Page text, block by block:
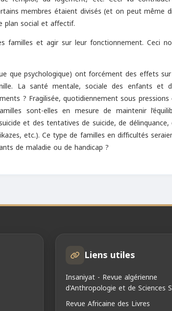
membres étaient divisés (et on peut même
plan social et affectif.
familles et agir sur leur fonctionnement. Ceci
que psychologique) ont forcément des effets
La santé mentale, sociale des enfants et
? Fragilisée, quotidiennement sous pressions
sont-elles en mesure de maintenir
et des tentatives de suicide, de délinquance,
etc.). Ce type de familles en difficultés
de maladie ou de handicap ?
Liens utiles
Insaniyat - Revue algérienne
d'Anthropologie et de Sciences
Revue Africaine des Livres